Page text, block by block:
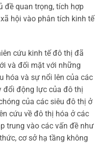
đề quan trọng, tích hợp
hội vào phân tích kinh tế
cứu kinh tế đô thị đã
và đối mặt với những
hóa và sự nổi lên của các
đổi động lực của đô thị
của các siêu đô thị ở
cứu về đô thị hóa ở các
trung vào các vấn đề như
cơ sở hạ tầng không